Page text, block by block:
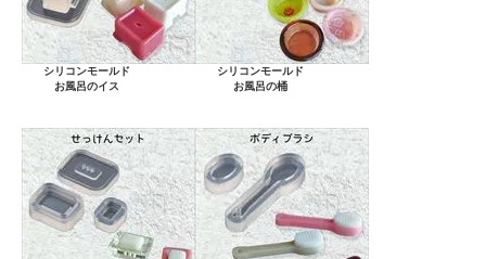
シリコンモールド
お風呂のイス
シリコンモールド
お風呂の桶